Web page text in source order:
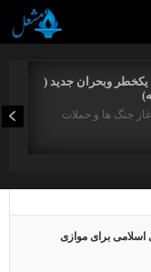
یکخطر وبحران جدید (
جنگ ها و حملات
برای موازی